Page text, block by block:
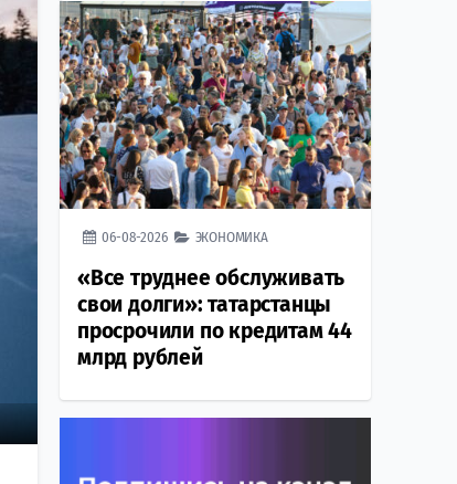
06-08-2026 ЭКОНОМИКА
«Все труднее обслуживать
свои долги»: татарстанцы
просрочили по кредитам 44
млрд рублей